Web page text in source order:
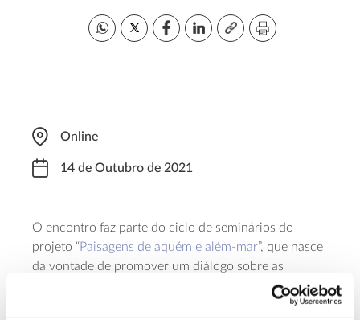
Online
14 de Outubro de 2021
O encontro faz parte do ciclo de seminários do
projeto “Paisagens de aquém e além-mar”, que nasce
da vontade de promover um diálogo sobre as
paisagens culturais portuguesas e brasileiras, a partir